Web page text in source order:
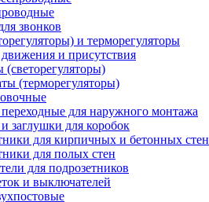
звонков
и терморегуляторы
и присутствия
(терморегуляторы)
для наружного монтажа
заглушки для коробок
для кирпичных и бетонных стен
для полых стен
для подрозетников
и выключателей